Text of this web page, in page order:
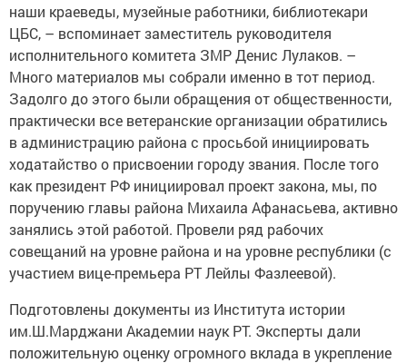
наши краеведы, музейные работники, библиотекари
ЦБС, – вспоминает заместитель руководителя
исполнительного комитета ЗМР Денис Лулаков. –
Много материалов мы собрали именно в тот период.
Задолго до этого были обращения от общественности,
практически все ветеранские организации обратились
в администрацию района с просьбой инициировать
ходатайство о присвоении городу звания. После того
как президент РФ инициировал проект закона, мы, по
поручению главы района Михаила Афанасьева, активно
занялись этой работой. Провели ряд рабочих
совещаний на уровне района и на уровне республики (с
участием вице-премьера РТ Лейлы Фазлеевой).
Подготовлены документы из Института истории
им.Ш.Марджани Академии наук РТ. Эксперты дали
положительную оценку огромного вклада в укрепление